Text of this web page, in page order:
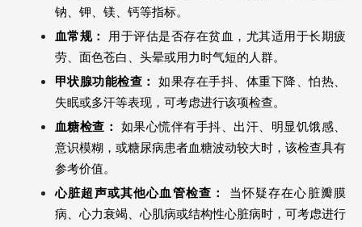
钠、钾、镁、钙等指标。
血常规：
用于评估是否存在贫血，尤其适用于长期疲
劳、面色苍白、头晕或用力时气短的人群。
甲状腺功能检查：
如果存在手抖、体重下降、怕热、
失眠或多汗等表现，可考虑进行该项检查。
血糖检查：
如果心慌伴有手抖、出汗、明显饥饿感、
意识模糊，或糖尿病患者血糖波动较大时，该检查具有
参考价值。
心脏超声或其他心血管检查：
当怀疑存在心脏瓣膜
病、心力衰竭、心肌病或结构性心脏病时，可考虑进行